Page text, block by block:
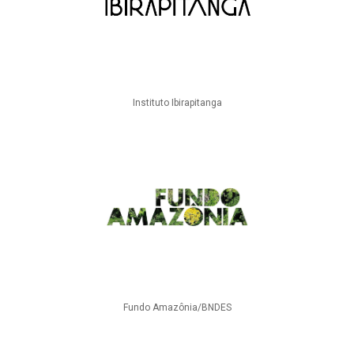
Instituto Ibirapitanga
Fundo Amazônia/BNDES